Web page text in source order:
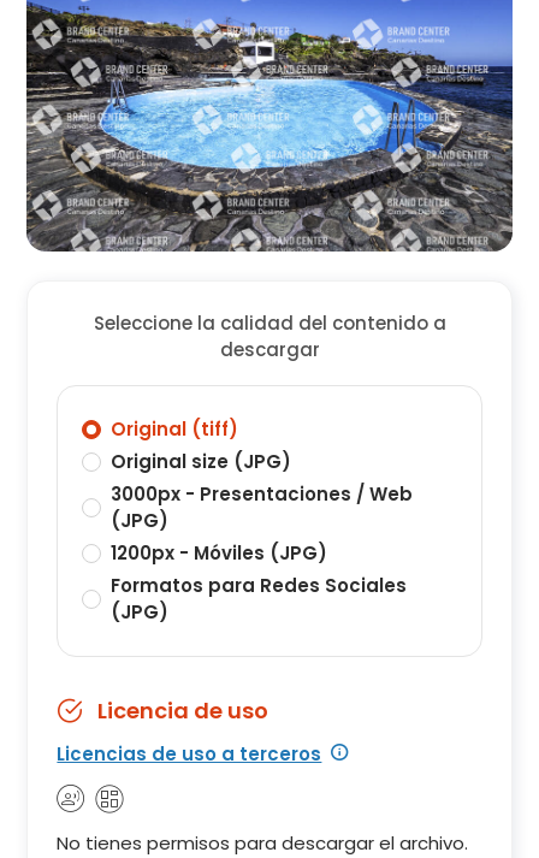
Seleccione la calidad del contenido a
descargar
Original (tiff)
Original size (JPG)
3000px - Presentaciones / Web
(JPG)
1200px - Móviles (JPG)
Formatos para Redes Sociales
(JPG)
Licencia de uso
Licencias de uso a terceros
No tienes permisos para descargar el archivo.